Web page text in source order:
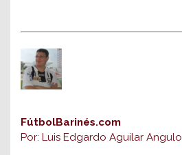
FútbolBarinés.com
Por: Luis Edgardo Aguilar Angulo